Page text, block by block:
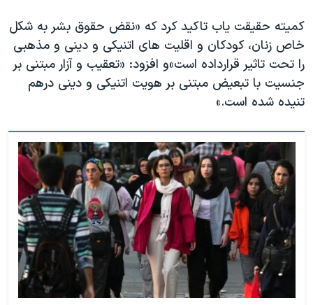
کمیته حقیقت یاب تاکید کرد که «نقض حقوق بشر به شکل
خاص زنان، کودکان و اقلیت های اتنیکی و دینی و مذهبی
را تحت تاثیر قرارداده است»‌و افزود: «تعقیب و آزار مبتنی بر
جنسیت با تبعیض مبتنی بر هویت اتنیکی و دینی درهم
تنیده شده است.»